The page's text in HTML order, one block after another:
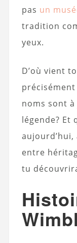
pas un
tradition
yeux.
D’où vient
précisément
noms sont
légende? Et
entre
tu